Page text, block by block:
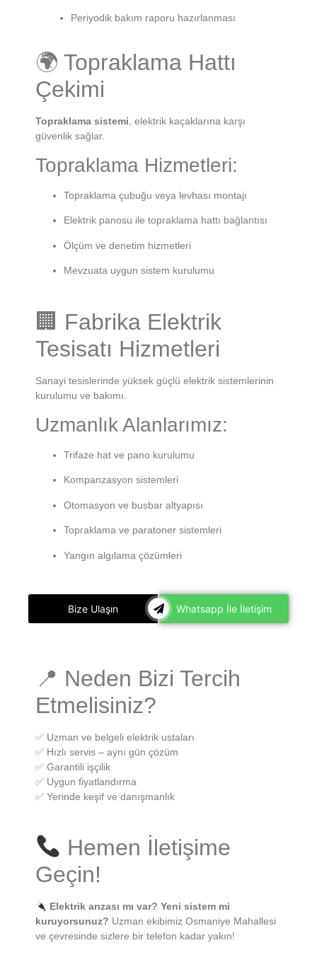
Periyodik bakım raporu hazırlanması
🌍 Topraklama Hattı
Çekimi
Topraklama sistemi , elektrik kaçaklarına karşı
güvenlik sağlar.
Topraklama Hizmetleri:
Topraklama çubuğu veya levhası montajı
Elektrik panosu ile topraklama hattı bağlantısı
Ölçüm ve denetim hizmetleri
Mevzuata uygun sistem kurulumu
🏢 Fabrika Elektrik
Tesisatı Hizmetleri
Sanayi tesislerinde yüksek güçlü elektrik sistemlerinin
kurulumu ve bakımı.
Uzmanlık Alanlarımız:
Trifaze hat ve pano kurulumu
Kompanzasyon sistemleri
Otomasyon ve busbar altyapısı
Topraklama ve paratoner sistemleri
Yangın algılama çözümleri
Bize Ulaşın Whatsapp İle İletişim
📍 Neden Bizi Tercih
Etmelisiniz?
✅ Uzman ve belgeli elektrik ustaları
✅ Hızlı servis – aynı gün çözüm
✅ Garantili işçilik
✅ Uygun fiyatlandırma
✅ Yerinde keşif ve danışmanlık
Hemen İletişime
Geçin!
Elektrik arızası mı var? Yeni sistem mi
kuruyorsunuz? Uzman ekibimiz Osmaniye Mahallesi
ve çevresinde sizlere bir telefon kadar yakın!